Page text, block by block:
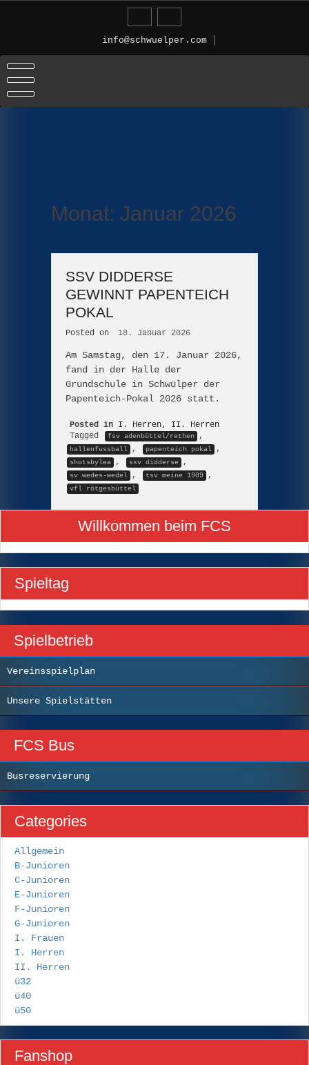
info@schwuelper.com
Monat: Januar 2026
SSV DIDDERSE
GEWINNT PAPENTEICH
POKAL
Posted on 18. Januar 2026
Am Samstag, den 17. Januar 2026,
fand in der Halle der
Grundschule in Schwülper der
Papenteich-Pokal 2026 statt.
Posted in I. Herren, II. Herren
Tagged
fsv adenbüttel/rethen ,
hallenfussball , papenteich pokal ,
shotsbylea , ssv didderse ,
sv wedes-wedel , tsv meine 1909 ,
vfl rötgesbüttel
Willkommen beim FCS
Spieltag
Spielbetrieb
Vereinsspielplan
Unsere Spielstätten
FCS Bus
Busreservierung
Categories
Allgemein
B-Junioren
C-Junioren
E-Junioren
F-Junioren
G-Junioren
I. Frauen
I. Herren
II. Herren
ü32
ü40
ü50
Fanshop